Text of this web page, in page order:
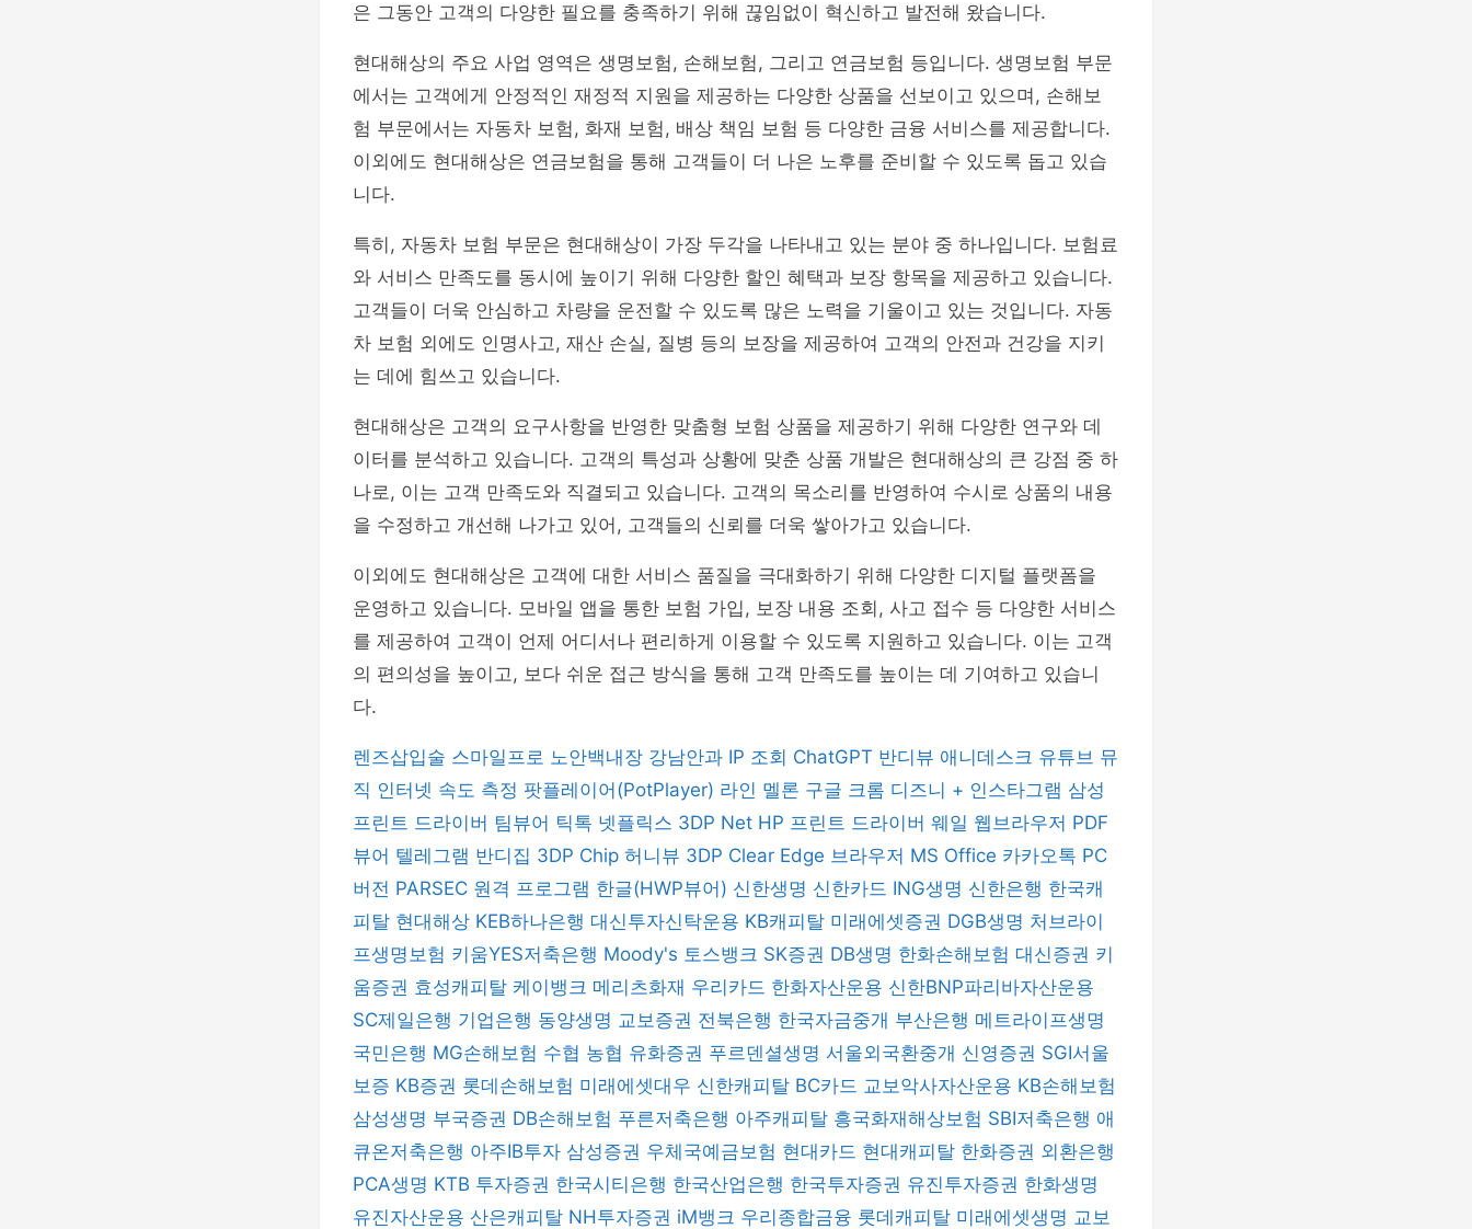
은 그동안 고객의 다양한 필요를 충족하기 위해 끊임없이 혁신하고 발전해 왔습니다.
현대해상의 주요 사업 영역은 생명보험, 손해보험, 그리고 연금보험 등입니다. 생명보험 부문
에서는 고객에게 안정적인 재정적 지원을 제공하는 다양한 상품을 선보이고 있으며, 손해보
험 부문에서는 자동차 보험, 화재 보험, 배상 책임 보험 등 다양한 금융 서비스를 제공합니다.
이외에도 현대해상은 연금보험을 통해 고객들이 더 나은 노후를 준비할 수 있도록 돕고 있습
니다.
특히, 자동차 보험 부문은 현대해상이 가장 두각을 나타내고 있는 분야 중 하나입니다. 보험료
와 서비스 만족도를 동시에 높이기 위해 다양한 할인 혜택과 보장 항목을 제공하고 있습니다.
고객들이 더욱 안심하고 차량을 운전할 수 있도록 많은 노력을 기울이고 있는 것입니다. 자동
차 보험 외에도 인명사고, 재산 손실, 질병 등의 보장을 제공하여 고객의 안전과 건강을 지키
는 데에 힘쓰고 있습니다.
현대해상은 고객의 요구사항을 반영한 맞춤형 보험 상품을 제공하기 위해 다양한 연구와 데
이터를 분석하고 있습니다. 고객의 특성과 상황에 맞춘 상품 개발은 현대해상의 큰 강점 중 하
나로, 이는 고객 만족도와 직결되고 있습니다. 고객의 목소리를 반영하여 수시로 상품의 내용
을 수정하고 개선해 나가고 있어, 고객들의 신뢰를 더욱 쌓아가고 있습니다.
이외에도 현대해상은 고객에 대한 서비스 품질을 극대화하기 위해 다양한 디지털 플랫폼을
운영하고 있습니다. 모바일 앱을 통한 보험 가입, 보장 내용 조회, 사고 접수 등 다양한 서비스
를 제공하여 고객이 언제 어디서나 편리하게 이용할 수 있도록 지원하고 있습니다. 이는 고객
의 편의성을 높이고, 보다 쉬운 접근 방식을 통해 고객 만족도를 높이는 데 기여하고 있습니
다.
렌즈삽입술 스마일프로 노안백내장 강남안과 IP 조회 ChatGPT 반디뷰 애니데스크 유튜브 뮤
직 인터넷 속도 측정 팟플레이어(PotPlayer) 라인 멜론 구글 크롬 디즈니 + 인스타그램 삼성
프린트 드라이버 팀뷰어 틱톡 넷플릭스 3DP Net HP 프린트 드라이버 웨일 웹브라우저 PDF
뷰어 텔레그램 반디집 3DP Chip 허니뷰 3DP Clear Edge 브라우저 MS Office 카카오톡 PC
버전 PARSEC 원격 프로그램 한글(HWP뷰어) 신한생명 신한카드 ING생명 신한은행 한국캐
피탈 현대해상 KEB하나은행 대신투자신탁운용 KB캐피탈 미래에셋증권 DGB생명 처브라이
프생명보험 키움YES저축은행 Moody's 토스뱅크 SK증권 DB생명 한화손해보험 대신증권 키
움증권 효성캐피탈 케이뱅크 메리츠화재 우리카드 한화자산운용 신한BNP파리바자산운용
SC제일은행 기업은행 동양생명 교보증권 전북은행 한국자금중개 부산은행 메트라이프생명
국민은행 MG손해보험 수협 농협 유화증권 푸르덴셜생명 서울외국환중개 신영증권 SGI서울
보증 KB증권 롯데손해보험 미래에셋대우 신한캐피탈 BC카드 교보악사자산운용 KB손해보험
삼성생명 부국증권 DB손해보험 푸른저축은행 아주캐피탈 흥국화재해상보험 SBI저축은행 애
큐온저축은행 아주IB투자 삼성증권 우체국예금보험 현대카드 현대캐피탈 한화증권 외환은행
PCA생명 KTB 투자증권 한국시티은행 한국산업은행 한국투자증권 유진투자증권 한화생명
유진자산운용 산은캐피탈 NH투자증권 iM뱅크 우리종합금융 롯데캐피탈 미래에셋생명 교보